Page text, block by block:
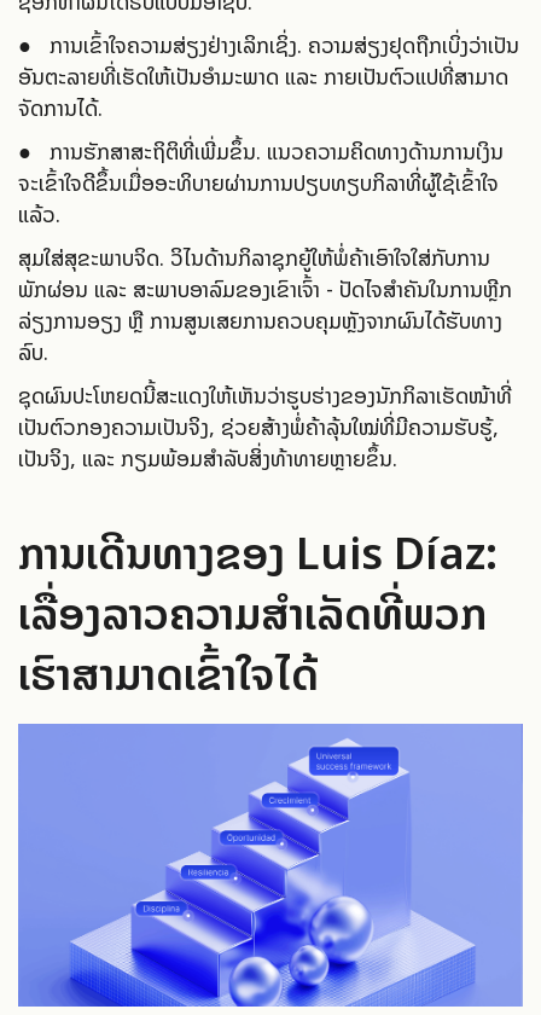
● ການເຂົ້າໃຈຄວາມສ່ຽງຢ່າງເລິກເຊິ່ງ. ຄວາມສ່ຽງຢຸດຖືກເບິ່ງວ່າເປັນ
ອັນຕະລາຍທີ່ເຮັດໃຫ້ເປັນອຳມະພາດ ແລະ ກາຍເປັນຕົວແປທີ່ສາມາດ
ຈັດການໄດ້.
● ການຮັກສາສະຖິຕິທີ່ເພີ່ມຂຶ້ນ. ແນວຄວາມຄິດທາງດ້ານການເງິນ
ຈະເຂົ້າໃຈດີຂຶ້ນເມື່ອອະທິບາຍຜ່ານການປຽບທຽບກິລາທີ່ຜູ້ໃຊ້ເຂົ້າໃຈ
ແລ້ວ.
ສຸມໃສ່ສຸຂະພາບຈິດ. ວິໄນດ້ານກິລາຊຸກຍູ້ໃຫ້ພໍ່ຄ້າເອົາໃຈໃສ່ກັບການ
ພັກຜ່ອນ ແລະ ສະພາບອາລົມຂອງເຂົາເຈົ້າ - ປັດໄຈສຳຄັນໃນການຫຼີກ
ລ່ຽງການອຽງ ຫຼື ການສູນເສຍການຄວບຄຸມຫຼັງຈາກຜົນໄດ້ຮັບທາງ
ລົບ.
ຊຸດຜົນປະໂຫຍດນີ້ສະແດງໃຫ້ເຫັນວ່າຮູບຮ່າງຂອງນັກກິລາເຮັດໜ້າທີ່
ເປັນຕົວກອງຄວາມເປັນຈິງ, ຊ່ວຍສ້າງພໍ່ຄ້າລຸ້ນໃໝ່ທີ່ມີຄວາມຮັບຮູ້,
ເປັນຈິງ, ແລະ ກຽມພ້ອມສຳລັບສິ່ງທ້າທາຍຫຼາຍຂຶ້ນ.
ການເດີນທາງຂອງ Luis Díaz:
ເລື່ອງລາວຄວາມສຳເລັດທີ່ພວກ
ເຮົາສາມາດເຂົ້າໃຈໄດ້